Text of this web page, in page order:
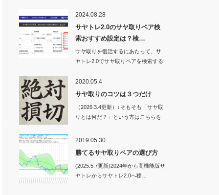
2024.08.28
サヤトレ2.0のサヤ取りペア検
索おすすめ設定は？検…
サヤ取りを復活するにあたって、サ
ヤトレ2.0でサヤ取りペアを検索する
2020.05.4
サヤ取りのコツは３つだけ
（2026.3.4更新）↓そもそも「サヤ取
りとは何だ？」という方はこちらを
2019.05.30
勝てるサヤ取りペアの選び方
(2025.5.7更新)2024年から高機能版サ
ヤトレからサヤトレ2.0へ移…